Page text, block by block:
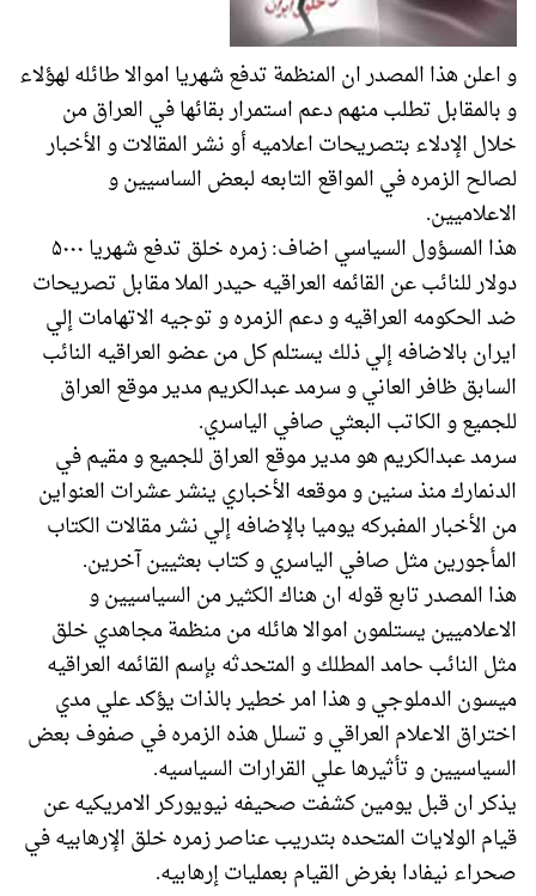
و اعلن هذا المصدر ان المنظمة تدفع شهريا اموالا طائله لهؤلاء
و بالمقابل تطلب منهم دعم استمرار بقائها في العراق من
خلال الإدلاء بتصريحات اعلاميه أو نشر المقالات و الأخبار
لصالح الزمره في المواقع التابعه لبعض الساسيين و
الاعلاميين.
هذا المسؤول السياسي اضاف: زمره خلق تدفع شهريا ۵۰۰۰
دولار للنائب عن القائمه العراقيه حيدر الملا مقابل تصريحات
ضد الحكومه العراقيه و دعم الزمره و توجيه الاتهامات إلي
ايران بالاضافه إلي ذلك يستلم كل من عضو العراقيه النائب
السابق ظافر العاني و سرمد عبدالكريم مدير موقع العراق
للجميع و الكاتب البعثي صافي الياسري.
سرمد عبدالكريم هو مدير موقع العراق للجميع و مقيم في
الدنمارك منذ سنين و موقعه الأخباري ينشر عشرات العنواين
من الأخبار المفبركه يوميا بالإضافه إلي نشر مقالات الكتاب
المأجورين مثل صافي الياسري و كتاب بعثيين آخرين.
هذا المصدر تابع قوله ان هناك الكثير من السياسيين و
الاعلاميين يستلمون اموالا هائله من منظمة مجاهدي خلق
مثل النائب حامد المطلك و المتحدثه بإسم القائمه العراقيه
ميسون الدملوجي و هذا امر خطير بالذات يؤكد علي مدي
اختراق الاعلام العراقي و تسلل هذه الزمره في صفوف بعض
السياسيين و تأثيرها علي القرارات السياسيه.
يذكر ان قبل يومين كشفت صحيفه نيويوركر الامريكيه عن
قيام الولايات المتحده بتدريب عناصر زمره خلق الإرهابيه في
صحراء نيفادا بغرض القيام بعمليات إرهابيه.